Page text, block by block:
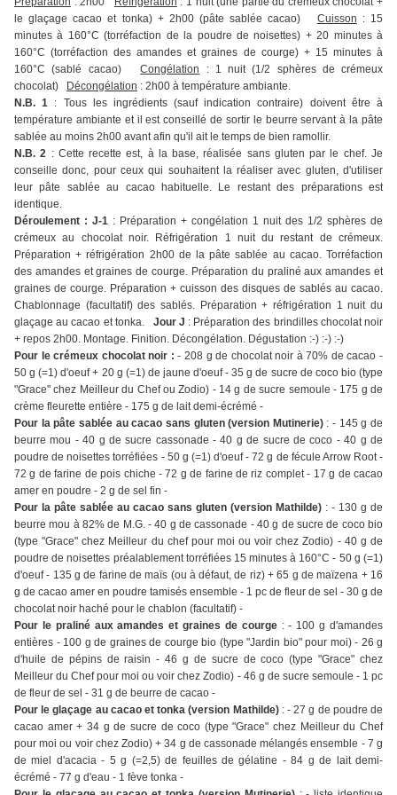
le glaçage cacao et tonka) + 2h00 (pâte sablée cacao) Cuisson : 15
minutes à 160°C (torréfaction de la poudre de noisettes) + 20 minutes à
160°C (torréfaction des amandes et graines de courge) + 15 minutes à
160°C (sablé cacao)Congélation : 1 nuit (1/2 sphères de crémeux
chocolat)
Décongélation : 2h00 à température ambiante.
N.B. 1 : Tous les ingrédients (sauf indication contraire) doivent être à
température ambiante et il est conseillé de sortir le beurre servant à la pâte
sablée au moins 2h00 avant afin qu'il ait le temps de bien ramollir.
N.B. 2 : Cette recette est, à la base, réalisée sans gluten par le chef. Je
conseille donc, pour ceux qui souhaitent la réaliser avec gluten, d'utiliser
leur pâte sablée au cacao habituelle. Le restant des préparations est
identique.
Déroulement : J-1 : Préparation + congélation 1 nuit des 1/2 sphères de
crémeux au chocolat noir. Réfrigération 1 nuit du restant de crémeux.
Préparation + réfrigération 2h00 de la pâte sablée au cacao. Torréfaction
des amandes et graines de courge. Préparation du praliné aux amandes et
graines de courge. Préparation + cuisson des disques de sablés au cacao.
Chablonnage (facultatif) des sablés. Préparation + réfrigération 1 nuit du
glaçage au cacao et tonka. Jour J : Préparation des brindilles chocolat noir
+ repos 2h00. Montage. Finition. Décongélation. Dégustation :-) :-) :-)
Pour le crémeux chocolat noir :- 208 g de chocolat noir à 70% de cacao -
50 g (=1) d'oeuf + 20 g (=1) de jaune d'oeuf - 35 g de sucre de coco bio (type
"Grace" chez Meilleur du Chef ou Zodio) - 14 g de sucre semoule - 175 g de
crème fleurette entière - 175 g de lait demi-écrémé -
Pour la pâte sablée au cacao sans gluten (version Mutinerie): - 145 g de
beurre mou - 40 g de sucre cassonade - 40 g de sucre de coco - 40 g de
poudre de noisettes torréfiées - 50 g (=1) d'oeuf - 72 g de fécule Arrow Root -
72 g de farine de pois chiche - 72 g de farine de riz complet - 17 g de cacao
amer en poudre - 2 g de sel fin -
Pour la pâte sablée au cacao sans gluten (version Mathilde) : - 130 g de
beurre mou à 82% de M.G. - 40 g de cassonade - 40 g de sucre de coco bio
(type "Grace" chez Meilleur du chef pour moi ou voir chez Zodio) - 40 g de
poudre de noisettes préalablement torréfiées 15 minutes à 160°C - 50 g (=1)
d'oeuf - 135 g de farine de maïs (ou à défaut, de riz) + 65 g de maïzena + 16
g de cacao amer en poudre tamisés ensemble - 1 pc de fleur de sel - 30 g de
chocolat noir haché pour le chablon (facultatif) -
Pour le praliné aux amandes et graines de courge: - 100 g d'amandes
entières - 100 g de graines de courge bio (type "Jardin bio" pour moi) - 26 g
d'huile de pépins de raisin - 46 g de sucre de coco (type "Grace" chez
Meilleur du Chef pour moi ou voir chez Zodio) - 46 g de sucre semoule - 1 pc
de fleur de sel - 31 g de beurre de cacao -
Pour le glaçage au cacao et tonka (version Mathilde): - 27 g de poudre de
cacao amer + 34 g de sucre de coco (type "Grace" chez Meilleur du Chef
pour moi ou voir chez Zodio) + 34 g de cassonade mélangés ensemble - 7 g
de miel d'acacia - 5 g (=2,5) de feuilles de gélatine - 84 g de lait demi-
écrémé - 77 g d'eau - 1 fève tonka -